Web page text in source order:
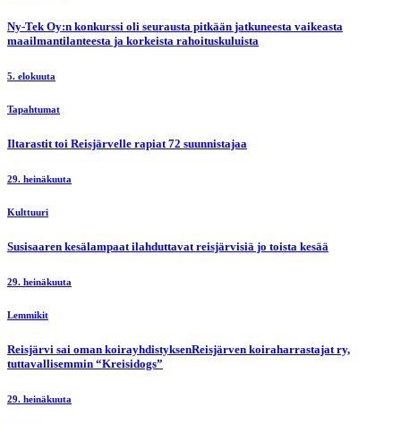
Ny-Tek Oy:n konkurssi oli seurausta pitkään jatkuneesta vaikeasta
maailmantilanteesta ja korkeista rahoituskuluista
5. elokuuta
Tapahtumat
Iltarastit toi Reisjärvelle rapiat 72 suunnistajaa
29. heinäkuuta
Kulttuuri
Susisaaren kesälampaat ilahduttavat reisjärvisiä jo toista kesää
29. heinäkuuta
Lemmikit
Reisjärvi sai oman koirayhdistyksenReisjärven koiraharrastajat ry,
tuttavallisemmin “Kreisidogs”
29. heinäkuuta